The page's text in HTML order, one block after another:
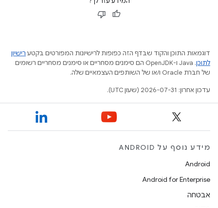
דוגמאות התוכן והקוד שבדף הזה כפופות לרישיונות המפורטים בקטע רישיון
לתוכן
.‏ Java ו-OpenJDK הם סימנים מסחריים או סימנים מסחריים רשומים
של חברת Oracle ו/או של השותפים העצמאיים שלה.
עדכון אחרון: 2026-07-31 (שעון UTC).
מידע נוסף על ANDROID
Android
Android for Enterprise
אבטחה